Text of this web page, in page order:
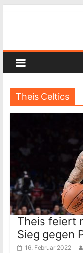
Theis Celtics
Theis feiert
Sieg gegen
16. Februar 2022